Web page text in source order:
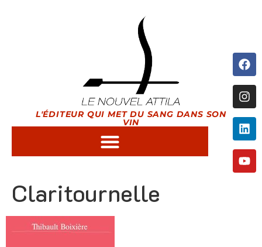
L'ÉDITEUR QUI MET DU SANG DANS SON
VIN
Claritournelle